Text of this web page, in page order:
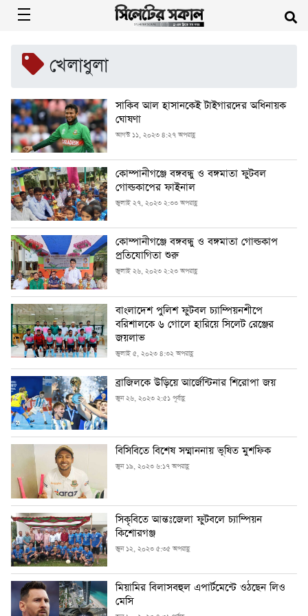
খেলাধুলা
সাকিব আল হাসানকেই টাইগারদের অধিনায়ক
ঘোষণা
আগস্ট ১১, ২০২৩ ৪:২৭ অপরাহ্ণ
কোম্পানীগঞ্জে বঙ্গবন্ধু ও বঙ্গমাতা ফুটবল
গোল্ডকাপের ফাইনাল
জুলাই ২৭, ২০২৩ ২:৩৩ অপরাহ্ণ
কোম্পানীগঞ্জে বঙ্গবন্ধু ও বঙ্গমাতা গোল্ডকাপ
প্রতিযোগিতা শুরু
জুলাই ২৬, ২০২৩ ২:২৩ অপরাহ্ণ
বাংলাদেশ পুলিশ ফুটবল চ্যাম্পিয়নশীপে
বরিশালকে ৬ গোলে হারিয়ে সিলেট রেঞ্জের
জয়লাভ
জুলাই ৫, ২০২৩ ৪:৩২ অপরাহ্ণ
ব্রাজিলকে উড়িয়ে আর্জেন্টিনার শিরোপা জয়
জুন ২৬, ২০২৩ ২:৫১ পূর্বাহ্ণ
বিসিবিতে বিশেষ সম্মাননায় ভূষিত মুশফিক
জুন ১৯, ২০২৩ ৬:১৭ অপরাহ্ণ
সিকৃবিতে আন্তঃজেলা ফুটবলে চ্যাম্পিয়ন
কিশোরগঞ্জ
জুন ১২, ২০২৩ ৫:৩৫ অপরাহ্ণ
মিয়ামির বিলাসবহুল এপার্টমেন্টে ওঠছেন লিও
মেসি